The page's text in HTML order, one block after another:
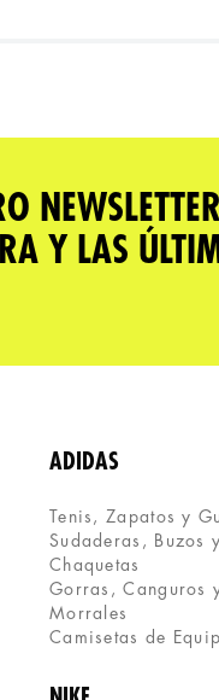
★★
COMENTARIO
Y LAS
ADIDAS
Tenis, Zapatos y
Sudaderas, Buzos y
Chaquetas
Gorras, Canguros
Morrales
Camisetas de